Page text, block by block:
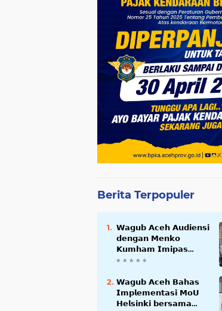
Berita Terpopuler
𝗪𝗮𝗴𝘂𝗯 𝗔𝗰𝗲𝗵 𝗔𝘂𝗱𝗶𝗲𝗻𝘀𝗶
𝗱𝗲𝗻𝗴𝗮𝗻 𝗠𝗲𝗻𝗸𝗼
𝗞𝘂𝗺𝗵𝗮𝗺 𝗜𝗺𝗶𝗽𝗮𝘀
𝗧𝗲𝗿𝗸𝗮𝗶𝘁 𝗦𝘁𝗮𝘁𝘂𝘀 𝗪𝗮𝗸𝗮𝗳
𝗪𝗮𝗴𝘂𝗯 𝗔𝗰𝗲𝗵 𝗕𝗮𝗵𝗮𝘀
𝗜𝗺𝗽𝗹𝗲𝗺𝗲𝗻𝘁𝗮𝘀𝗶 𝗠𝗼𝗨
𝗛𝗲𝗹𝘀𝗶𝗻𝗸𝗶 𝗯𝗲𝗿𝘀𝗮𝗺𝗮